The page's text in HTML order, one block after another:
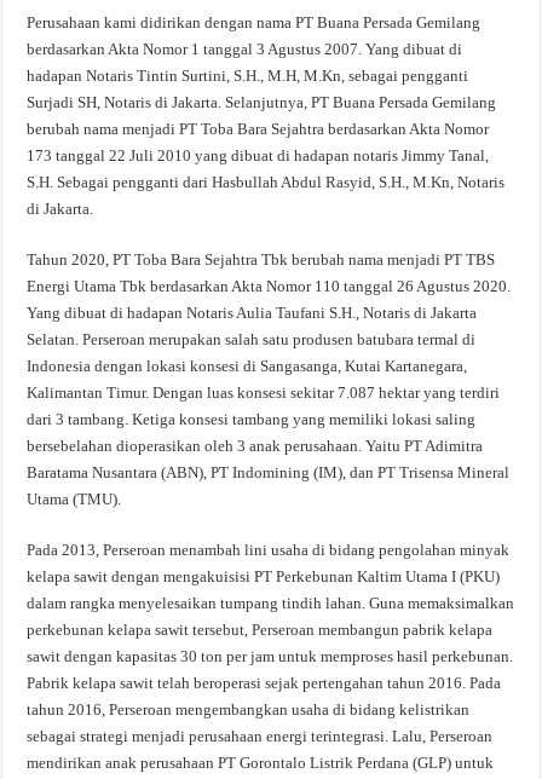
Perusahaan kami didirikan dengan nama PT Buana Persada Gemilang
berdasarkan Akta Nomor 1 tanggal 3 Agustus 2007. Yang dibuat di
hadapan Notaris Tintin Surtini, S.H., M.H, M.Kn, sebagai pengganti
Surjadi SH, Notaris di Jakarta. Selanjutnya, PT Buana Persada Gemilang
berubah nama menjadi PT Toba Bara Sejahtra berdasarkan Akta Nomor
173 tanggal 22 Juli 2010 yang dibuat di hadapan notaris Jimmy Tanal,
S.H. Sebagai pengganti dari Hasbullah Abdul Rasyid, S.H., M.Kn, Notaris
di Jakarta.
Tahun 2020, PT Toba Bara Sejahtra Tbk berubah nama menjadi PT TBS
Energi Utama Tbk berdasarkan Akta Nomor 110 tanggal 26 Agustus 2020.
Yang dibuat di hadapan Notaris Aulia Taufani S.H., Notaris di Jakarta
Selatan. Perseroan merupakan salah satu produsen batubara termal di
Indonesia dengan lokasi konsesi di Sangasanga, Kutai Kartanegara,
Kalimantan Timur. Dengan luas konsesi sekitar 7.087 hektar yang terdiri
dari 3 tambang. Ketiga konsesi tambang yang memiliki lokasi saling
bersebelahan dioperasikan oleh 3 anak perusahaan. Yaitu PT Adimitra
Baratama Nusantara (ABN), PT Indomining (IM), dan PT Trisensa Mineral
Utama (TMU).
Pada 2013, Perseroan menambah lini usaha di bidang pengolahan minyak
kelapa sawit dengan mengakuisisi PT Perkebunan Kaltim Utama I (PKU)
dalam rangka menyelesaikan tumpang tindih lahan. Guna memaksimalkan
perkebunan kelapa sawit tersebut, Perseroan membangun pabrik kelapa
sawit dengan kapasitas 30 ton per jam untuk memproses hasil perkebunan.
Pabrik kelapa sawit telah beroperasi sejak pertengahan tahun 2016. Pada
tahun 2016, Perseroan mengembangkan usaha di bidang kelistrikan
sebagai strategi menjadi perusahaan energi terintegrasi. Lalu, Perseroan
mendirikan anak perusahaan PT Gorontalo Listrik Perdana (GLP) untuk